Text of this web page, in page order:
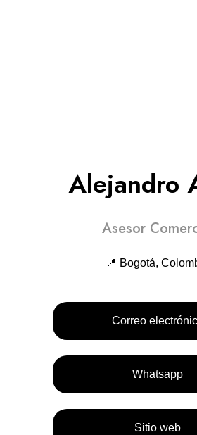
Alejandro
Asesor
📍 Bogotá,
Correo
Whatsapp
Sitio web